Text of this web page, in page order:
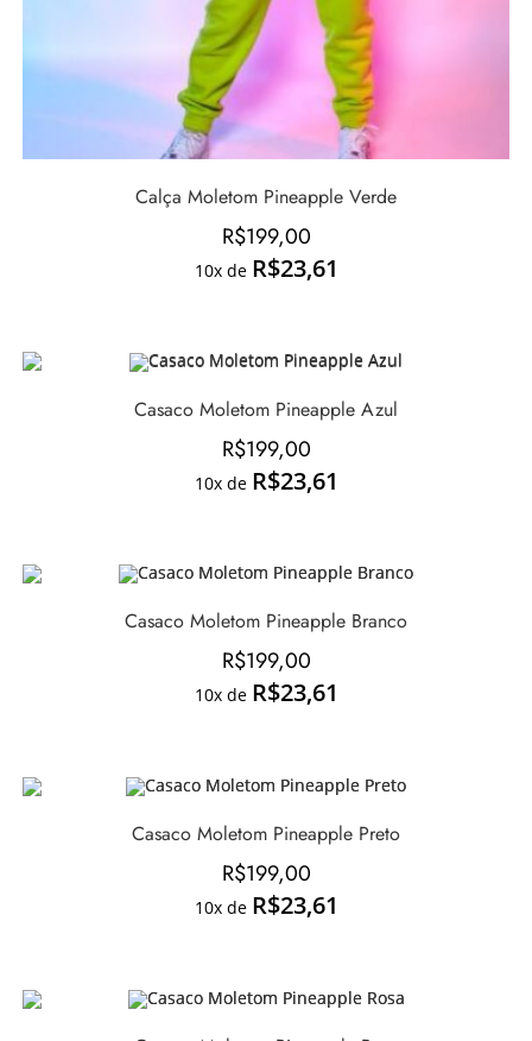
Calça Moletom Pineapple Verde
R$199,00
10x de R$23,61
Casaco Moletom Pineapple Azul
R$199,00
10x de R$23,61
Casaco Moletom Pineapple Branco
R$199,00
10x de R$23,61
Casaco Moletom Pineapple Preto
R$199,00
10x de R$23,61